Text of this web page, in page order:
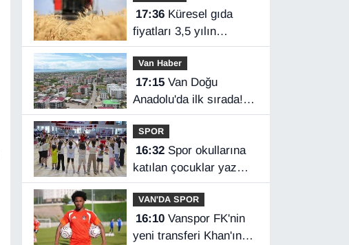
17:36Küresel gıda
fiyatları 3,5 yılın
zirvesinde
Van Haber
17:15Van Doğu
Anadolu'da ilk sırada!
Bakanlık verileri
paylaştı…
SPOR
16:32Spor okullarına
katılan çocuklar yaz
tatilini dolu dolu
geçiriyor
VAN'DA SPOR
16:10Vanspor FK'nin
yeni transferi Khan'ın